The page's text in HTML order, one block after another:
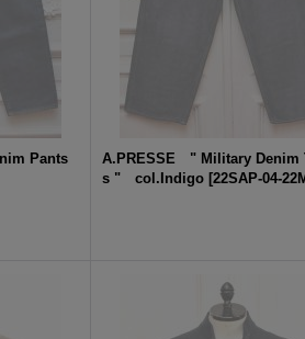
Pants
A.PRESSE " Military Denim
s " col.Indigo [22SAP-04-